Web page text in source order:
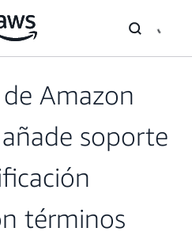
Amazon
soporte
términos